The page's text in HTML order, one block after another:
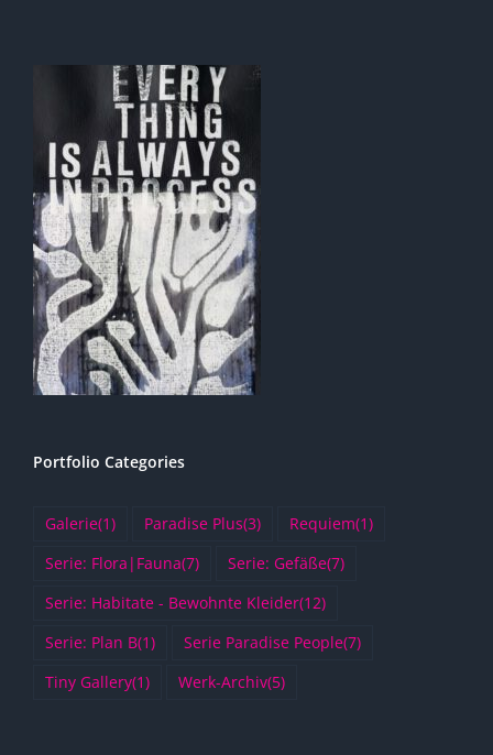
Portfolio Categories
Galerie(1) Paradise Plus(3) Requiem(1)
Serie: Flora|Fauna(7) Serie: Gefäße(7)
Serie: Habitate - Bewohnte Kleider(12)
Serie: Plan B(1) Serie Paradise People(7)
Tiny Gallery(1) Werk-Archiv(5)